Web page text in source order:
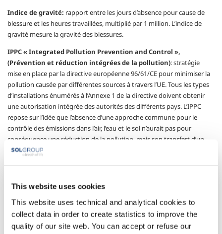
This website uses cookies
This website uses technical and analytical cookies to
collect data in order to create statistics to improve the
quality of our site web. You can accept or refuse our
Indice de gravité: rapport entre les jours d’absence pour cause de
blessure et les heures travaillées, multiplié par 1 million. L’indice de
gravité mesure la gravité des blessures.
IPPC « Integrated Pollution Prevention and Control »,
(Prévention et réduction intégrées de la pollution): stratégie
mise en place par la directive européenne 96/61/CE pour minimiser la
pollution causée par différentes sources à travers l’UE. Tous les types
d’installations énumérés à l’Annexe 1 de la directive doivent obtenir
une autorisation intégrée des autorités des différents pays. L’IPPC
repose sur l’idée que l’absence d’une approche commune pour le
contrôle des émissions dans l’air, l’eau et le sol n’aurait pas pour
conséquence une réduction de la pollution, mais son transfert d’un
milieu à l’autre.
naturel, pour la production d’hydrogène et de dioxyde de carbone ;
carbure de calcium pour la production d’acétylène ; du nitrate
d’ammonium pour la production de protoxyde d’azote.
Norme ISO 50001 (Energy Management):norme internationale